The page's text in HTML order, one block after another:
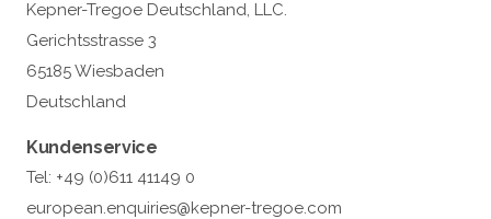
Kepner-Tregoe Deutschland, LLC.
Gerichtsstrasse 3
65185 Wiesbaden
Deutschland
Kundenservice
Tel: +49 (0)611 41149 0
european.enquiries@kepner-tregoe.com